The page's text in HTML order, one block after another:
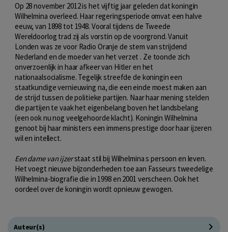
Op 28 november 2012 is het vijftig jaar geleden dat koningin
Wilhelmina overleed. Haar regeringsperiode omvat een halve
eeuw, van 1898 tot 1948. Vooral tijdens de Tweede
Wereldoorlog trad zij als vorstin op de voorgrond. Vanuit
Londen was ze voor Radio Oranje de stem van strijdend
Nederland en de moeder van het verzet . Ze toonde zich
onverzoenlijk in haar afkeer van Hitler en het
nationaalsocialisme. Tegelijk streefde de koningin een
staatkundige vernieuwing na, die een einde moest maken aan
de strijd tussen de politieke partijen. Naar haar mening stelden
die partijen te vaak het eigenbelang boven het landsbelang
(een ook nu nog veelgehoorde klacht). Koningin Wilhelmina
genoot bij haar ministers een immens prestige door haar ijzeren
wil en intellect.
Een dame van ijzerstaat stil bij Wilhelmina s persoon en leven.
Het voegt nieuwe bijzonderheden toe aan Fasseurs tweedelige
Wilhelmina-biografie die in 1998 en 2001 verscheen. Ook het
oordeel over de koningin wordt opnieuw gewogen.
Auteur(s)